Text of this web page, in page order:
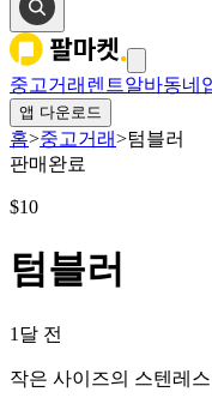
중고거래 렌트알바동네
앱 다운로드
홈>중고거래>텀블러
판매완료
$10
텀블러
1달 전
작은 사이즈의 스텐레